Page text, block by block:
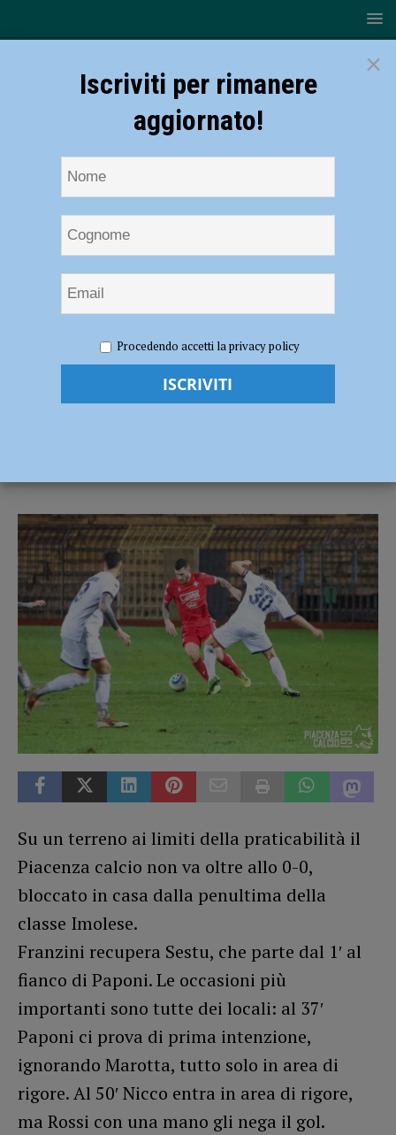
blocca il Piacenza sullo 0-0, la vetta è sempre più lontana
L’Imolese blocca il Piacenza sullo 0-0, la
Su un terreno ai limiti della praticabilità il
Piacenza calcio non va oltre allo 0-0,
bloccato in casa dalla penultima della
classe Imolese.
Franzini recupera Sestu, che parte dal 1′ al
fianco di Paponi. Le occasioni più
importanti sono tutte dei locali: al 37′
Paponi ci prova di prima intenzione,
ignorando Marotta, tutto solo in area di
rigore. Al 50′ Nicco entra in area di rigore,
ma Rossi con una mano gli nega il gol.
×
Iscriviti per rimanere
aggiornato!
Procedendo accetti la privacy policy